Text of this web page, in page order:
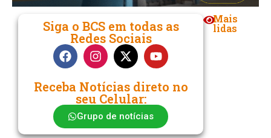
Siga o BCS em todas as
Redes Sociais
Receba Notícias direto no
seu Celular:
Grupo de notícias
Mais
lidas